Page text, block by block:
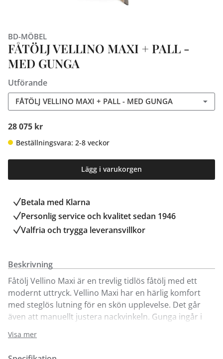
BD-MÖBEL
FÅTÖLJ VELLINO MAXI + PALL -
MED GUNGA
Utförande
FÅTÖLJ VELLINO MAXI + PALL - MED GUNGA
28 075 kr
Beställningsvara: 2-8 veckor
Lägg i varukorgen
Betala med Klarna
Personlig service och kvalitet sedan 1946
Valfria och trygga leveransvillkor
Beskrivning
Fåtölj Vellino Maxi är en trevlig tidlös fåtölj med ett
modernt uttryck. Vellino Maxi har en härlig komfort
med steglös lutning för en skön upplevelse. Det går
även att manuellt justera nackvinkeln. Gunga ingår i
Fåtölj Vellino finns i flera olika utföranden. Denna
Visa mer